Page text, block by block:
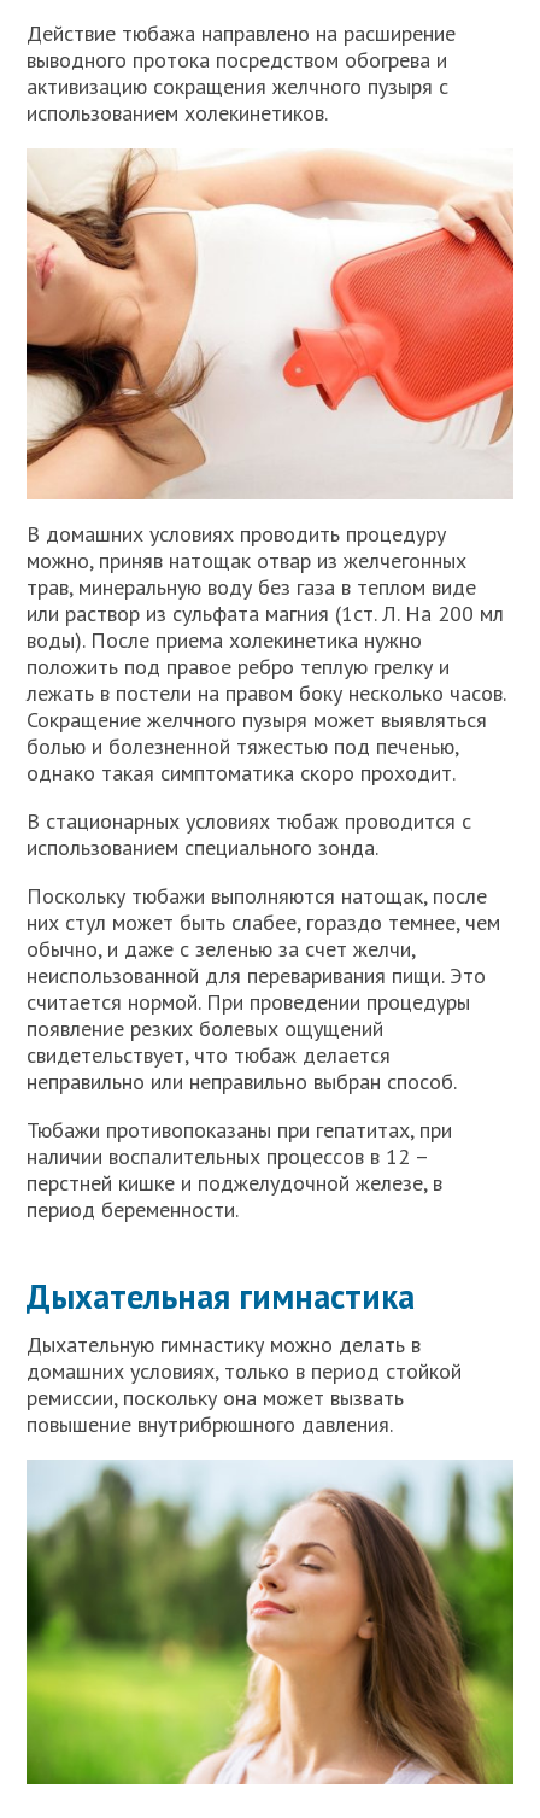
Действие тюбажа направлено на расширение
выводного протока посредством обогрева и
активизацию сокращения желчного пузыря с
использованием холекинетиков.
В домашних условиях проводить процедуру
можно, приняв натощак отвар из желчегонных
трав, минеральную воду без газа в теплом виде
или раствор из сульфата магния (1ст. Л. На 200 мл
воды). После приема холекинетика нужно
положить под правое ребро теплую грелку и
лежать в постели на правом боку несколько часов.
Сокращение желчного пузыря может выявляться
болью и болезненной тяжестью под печенью,
однако такая симптоматика скоро проходит.
В стационарных условиях тюбаж проводится с
использованием специального зонда.
Поскольку тюбажи выполняются натощак, после
них стул может быть слабее, гораздо темнее, чем
обычно, и даже с зеленью за счет желчи,
неиспользованной для переваривания пищи. Это
считается нормой. При проведении процедуры
появление резких болевых ощущений
свидетельствует, что тюбаж делается
неправильно или неправильно выбран способ.
Тюбажи противопоказаны при гепатитах, при
наличии воспалительных процессов в 12 –
перстней кишке и поджелудочной железе, в
период беременности.
Дыхательная гимнастика
Дыхательную гимнастику можно делать в
домашних условиях, только в период стойкой
ремиссии, поскольку она может вызвать
повышение внутрибрюшного давления.